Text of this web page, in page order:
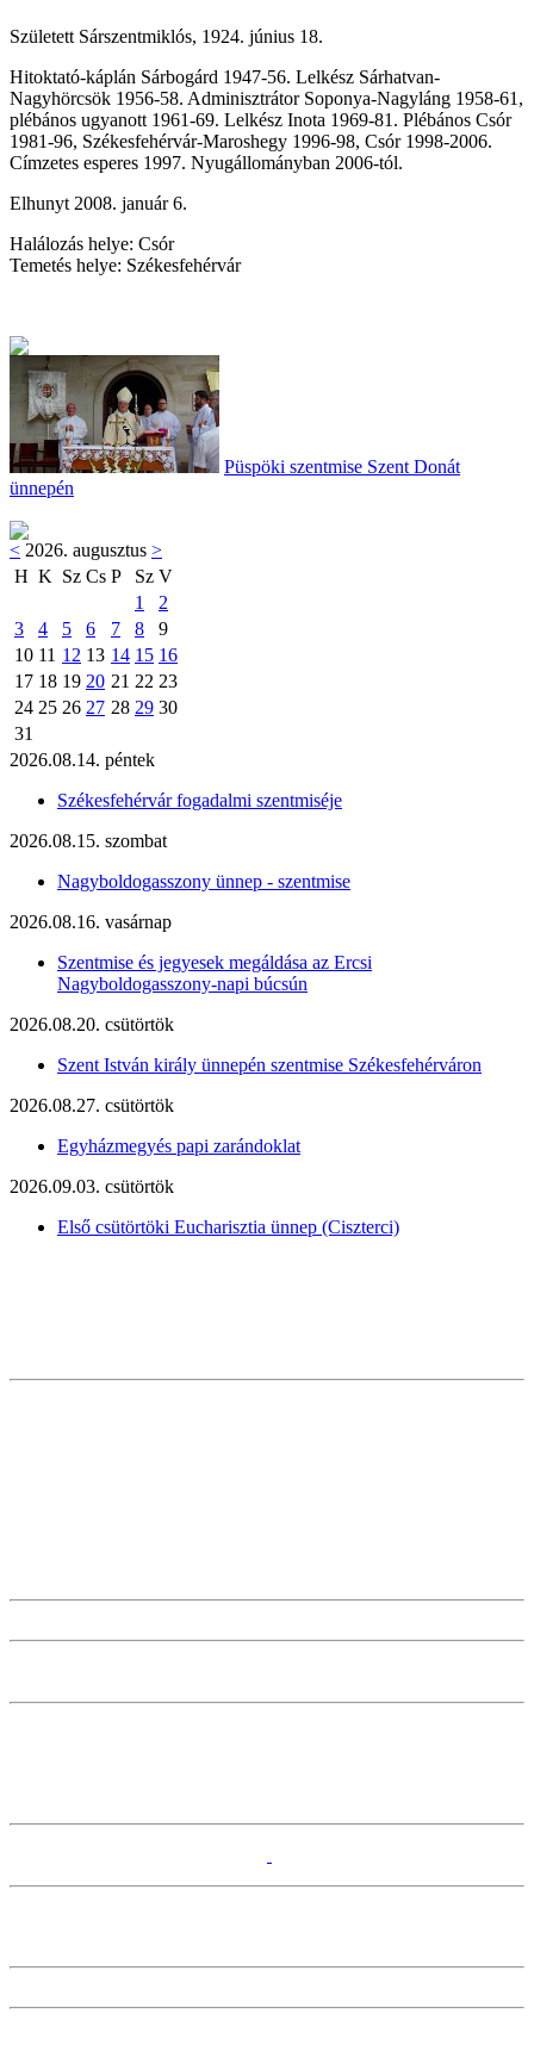
Született Sárszentmiklós, 1924. június 18.
Hitoktató-káplán Sárbogárd 1947-56. Lelkész Sárhatvan-
Nagyhörcsök 1956-58. Adminisztrátor Soponya-Nagyláng 1958-61,
plébános ugyanott 1961-69. Lelkész Inota 1969-81. Plébános Csór
1981-96, Székesfehérvár-Maroshegy 1996-98, Csór 1998-2006.
Címzetes esperes 1997. Nyugállományban 2006-tól.
Elhunyt 2008. január 6.
Halálozás helye: Csór
Temetés helye: Székesfehérvár
Püspöki szentmise Szent Donát
ünnepén
< 2026. augusztus >
H K Sz Cs P Sz V
1
2
3
4 5 6 7 8
9
10 11 12 13 14 15 16
17 18 19 20 21 22 23
24 25 26 27 28 29 30
31
2026.08.14. péntek
Székesfehérvár fogadalmi szentmiséje
2026.08.15. szombat
Nagyboldogasszony ünnep - szentmise
2026.08.16. vasárnap
Szentmise és jegyesek megáldása az Ercsi
Nagyboldogasszony-napi búcsún
2026.08.20. csütörtök
Szent István király ünnepén szentmise Székesfehérváron
2026.08.27. csütörtök
Egyházmegyés papi zarándoklat
2026.09.03. csütörtök
Első csütörtöki Eucharisztia ünnep (Ciszterci)